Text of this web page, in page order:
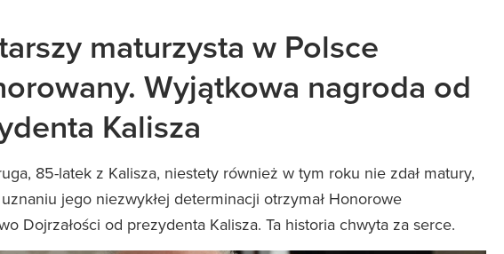
maturzysta w Polsce
Wyjątkowa nagroda od
Kalisza
85-latek z Kalisza, niestety również w tym roku nie zdał matury,
jego niezwykłej determinacji otrzymał Honorowe
Dojrzałości od prezydenta Kalisza. Ta historia chwyta za serce.